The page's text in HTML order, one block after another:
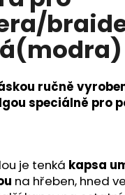
ručně
speciálně pro
je tenká kapsa
na hřeben, hned
HLEDAT